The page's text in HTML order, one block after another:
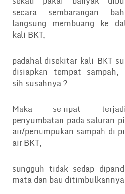
secara sembarangan
langsung membuang ke
kali BKT,
padahal disekitar kali BKT
disiapkan tempat sampah,
sih susahnya ?
Maka sempat
penyumbatan pada saluran
air/penumpukan sampah di
air BKT,
sungguh tidak sedap
mata dan bau